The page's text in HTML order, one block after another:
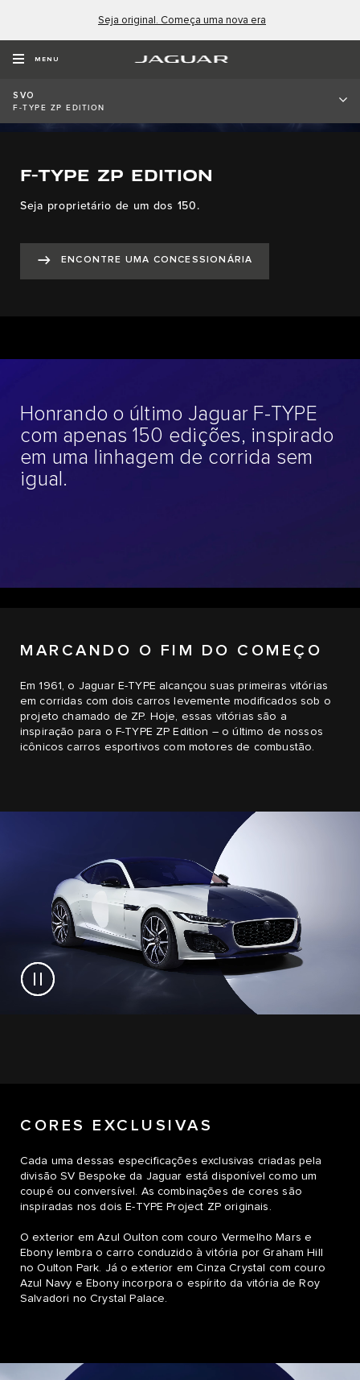
Seja original. Começa uma nova era
MENU
SVO
F-TYPE ZP EDITION
F-TYPE ZP EDITION
Seja proprietário de um dos 150.
ENCONTRE UMA CONCESSIONÁRIA
Honrando o último Jaguar F-TYPE
com apenas 150 edições, inspirado
em uma linhagem de corrida sem
igual.
MARCANDO O FIM DO COMEÇO
Em 1961, o Jaguar E-TYPE alcançou suas primeiras vitórias
em corridas com dois carros levemente modificados sob o
projeto chamado de ZP. Hoje, essas vitórias são a
inspiração para o F-TYPE ZP Edition – o último de nossos
icônicos carros esportivos com motores de combustão.
CORES EXCLUSIVAS
Cada uma dessas especificações exclusivas criadas pela
divisão SV Bespoke da Jaguar está disponível como um
coupé ou conversível. As combinações de cores são
inspiradas nos dois E-TYPE Project ZP originais.
O exterior em Azul Oulton com couro Vermelho Mars e
Ebony lembra o carro conduzido à vitória por Graham Hill
no Oulton Park. Já o exterior em Cinza Crystal com couro
Azul Navy e Ebony incorpora o espírito da vitória de Roy
Salvadori no Crystal Palace.